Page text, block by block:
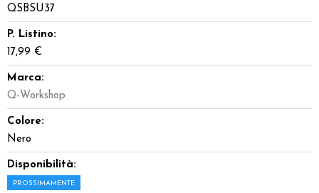
QSBSU37
P. Listino:
17,99 €
Marca:
Q-Workshop
Colore:
Nero
Disponibilità:
PROSSIMAMENTE